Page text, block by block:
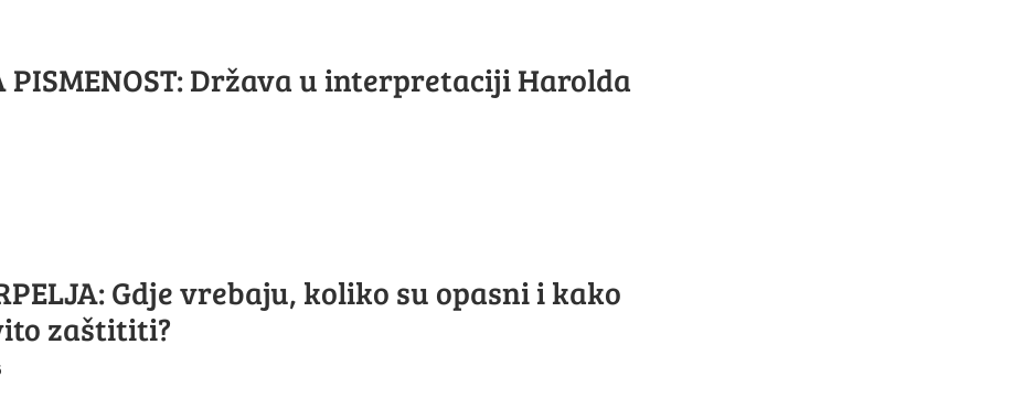
PISMENOST: Država u interpretaciji Harolda
Gdje vrebaju, koliko su opasni i kako
zaštititi?